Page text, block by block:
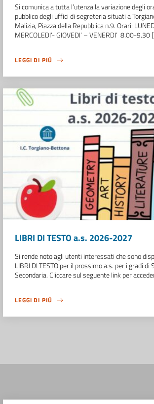
Si comunica a tutta l’utenza la variazione degli
pubblico degli uffici di segreteria situati a
Malizia, Piazza della Repubblica n.9. Orari:
MERCOLEDI’- GIOVEDI’ – VENERDI’ 8.00-
LEGGI DI PIÙ
LIBRI DI TESTO a.s. 2026-2027
Si rende noto agli utenti interessati che sono
LIBRI DI TESTO per il prossimo a.s. per i gradi di
Secondaria. Cliccare sul seguente link per
LEGGI DI PIÙ